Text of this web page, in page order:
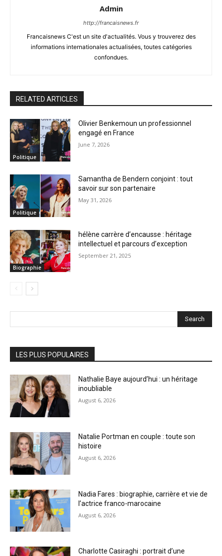
Admin
http://francaisnews.fr
Francaisnews C'est un site d'actualités. Vous y trouverez des
informations internationales actualisées, toutes catégories
confondues.
RELATED ARTICLES
Politique
Olivier Benkemoun un professionnel
engagé en France
June 7, 2026
Politique
Samantha de Bendern conjoint : tout
savoir sur son partenaire
May 31, 2026
Biographie
hélène carrère d’encausse : héritage
intellectuel et parcours d’exception
September 21, 2025
Search
LES PLUS POPULAIRES
Nathalie Baye aujourd’hui : un héritage
inoubliable
August 6, 2026
Natalie Portman en couple : toute son
histoire
August 6, 2026
Nadia Fares : biographie, carrière et vie de
l’actrice franco-marocaine
August 6, 2026
Charlotte Casiraghi : portrait d’une